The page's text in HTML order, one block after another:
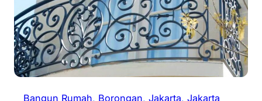
Bangun Rumah, Borongan, Jakarta, Jakarta